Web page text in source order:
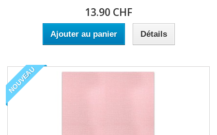
13.90 CHF
Ajouter au panier Détails
NOUVEAU